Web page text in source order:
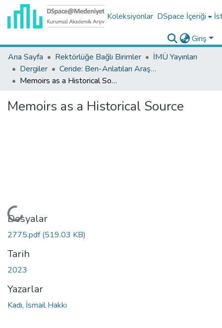
Koleksiyonlar DSpace İçeriği
Giriş
Ana Sayfa
Rektörlüğe Bağlı Birimler
İMÜ Yayınları
Dergiler
Ceride: Ben-Anlatıları Araştırmaları Dergisi Koleksiyonu
Memoirs as a Historical Source
Memoirs as a Historical Source
Yükleniyor...
Dosyalar
2775.pdf(519.03 KB)
Tarih
2023
Yazarlar
Kadı, İsmail Hakkı